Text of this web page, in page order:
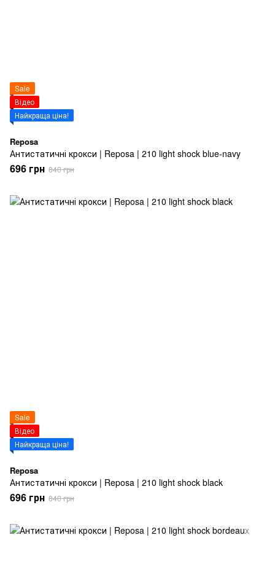
Sale
Відео
Найкраща ціна!
Reposa
Антистатичні крокси | Reposa | 210 light shock blue-navy
696 грн 840 грн
Sale
Відео
Найкраща ціна!
Reposa
Антистатичні крокси | Reposa | 210 light shock black
696 грн 840 грн